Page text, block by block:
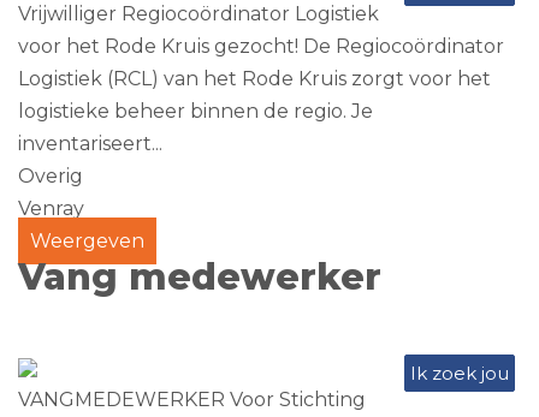
Vrijwilliger Regiocoördinator Logistiek
voor het Rode Kruis gezocht! De Regiocoördinator
Logistiek (RCL) van het Rode Kruis zorgt voor het
logistieke beheer binnen de regio. Je
inventariseert...
Overig
Venray
Weergeven
Vang medewerker
Ik zoek jou
VANGMEDEWERKER Voor Stichting